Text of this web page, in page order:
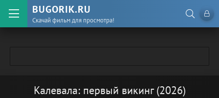
BUGORIK.RU
Скачай фильм для просмотра!
Калевала: первый викинг (2026)